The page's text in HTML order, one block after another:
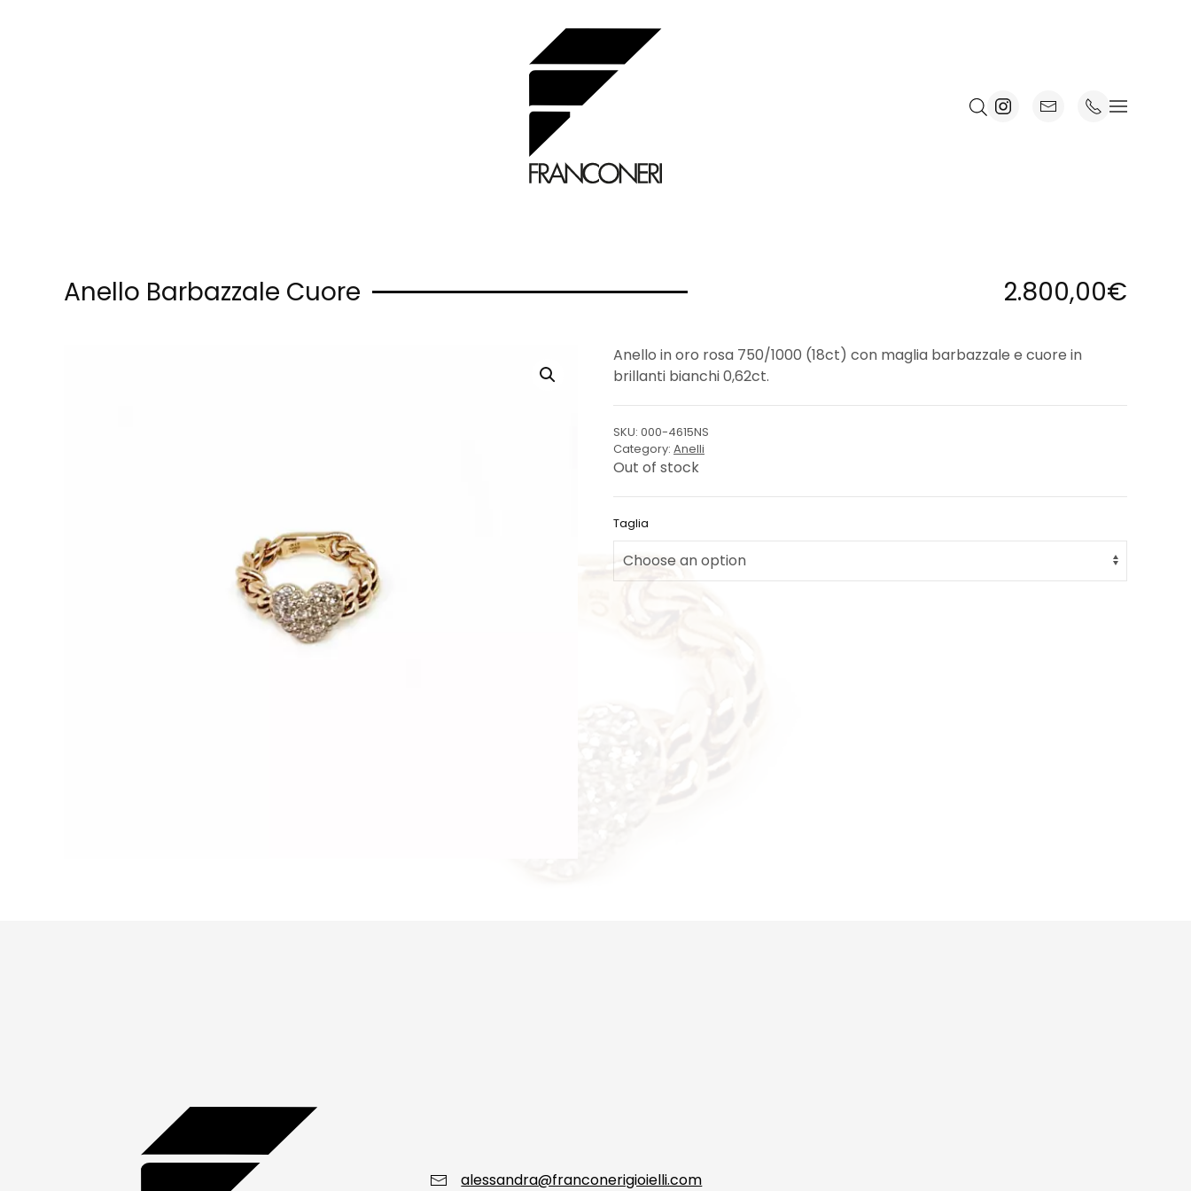
Anello Barbazzale Cuore 2.800,00€
Anello in oro rosa 750/1000 (18ct) con maglia barbazzale e cuore in
brillanti bianchi 0,62ct.
SKU: 000-4615NS
Category: Anelli
Out of stock
Taglia
alessandra@franconerigioielli.com